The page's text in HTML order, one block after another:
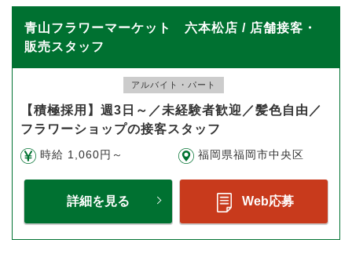
青山フラワーマーケット 六本松店 / 店舗接客・
販売スタッフ
アルバイト・パート
【積極採用】週3日～／未経験者歓迎／髪色自由／
フラワーショップの接客スタッフ
時給 1,060円～ 福岡県福岡市中央区
詳細を見る Web応募